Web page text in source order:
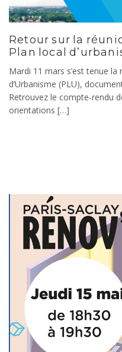
Retour sur la
Plan local
Mardi 11 mars s’est tenue
d’Urbanisme (PLU),
Retrouvez le compte-rendu
orientations […]